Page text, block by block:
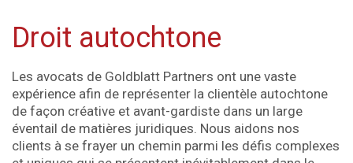
Droit autochtone
Les avocats de Goldblatt Partners ont une vaste
expérience afin de représenter la clientèle autochtone
de façon créative et avant-gardiste dans un large
éventail de matières juridiques. Nous aidons nos
clients à se frayer un chemin parmi les défis complexes